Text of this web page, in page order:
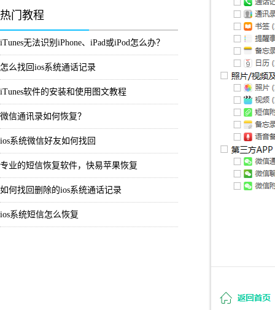
热门教程
iTunes无法识别iPhone、iPad或iPod怎么办？
怎么找回ios系统通话记录
iTunes软件的安装和使用图文教程
微信通讯录如何恢复？
ios系统微信好友如何找回
专业的短信恢复软件，快易苹果恢复
如何找回删除的ios系统通话记录
ios系统短信怎么恢复